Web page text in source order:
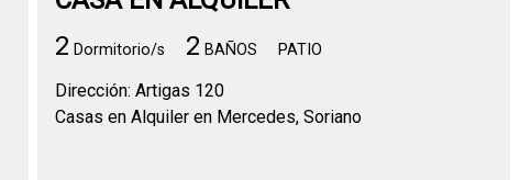
2 Dormitorio/s 2 BAÑOS PATIO
Dirección: Artigas 120
Casas en Alquiler en Mercedes, Soriano